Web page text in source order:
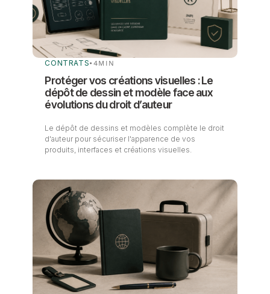
CONTRATS• 4MIN
Protéger vos créations visuelles : Le
dépôt de dessin et modèle face aux
évolutions du droit d’auteur
Le dépôt de dessins et modèles complète le droit
d'auteur pour sécuriser l'apparence de vos
produits, interfaces et créations visuelles.